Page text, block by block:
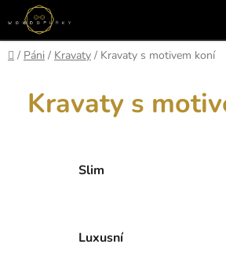
Přejít
na
obsah
Domů
/ Páni / Kravaty / Kravaty s motivem koní
Kravaty s
Slim
Luxusní